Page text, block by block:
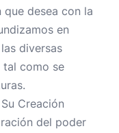
desea con la
en
diversas
tal como se
Creación
del poder